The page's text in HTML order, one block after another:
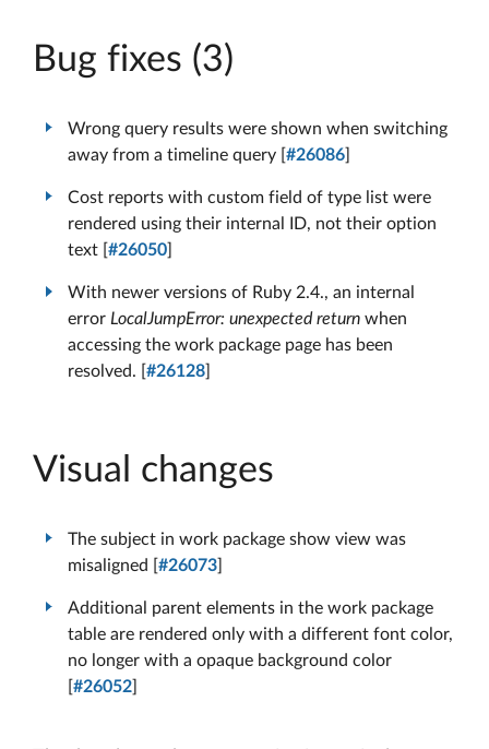
Bug fixes (3)
Wrong query results were shown when switching
away from a timeline query [ #26086
Cost reports with custom field of type list were
rendered using their internal ID, not their option
text [ #26050
With newer versions of Ruby 2.4., an internal
error LocalJumpError: unexpected return when
accessing the work package page has been
resolved. [ #26128
Visual changes
The subject in work package show view was
misaligned [ #26073
Additional parent elements in the work package
table are rendered only with a different font color,
no longer with a opaque background color
#26052